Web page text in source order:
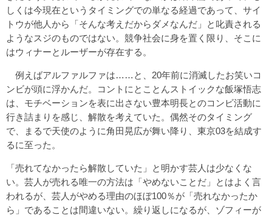
しくは今現在というタイミングでの単なる経過であって、サイ
トウが他人から「そんな考えだからダメなんだ」と叱責される
ようなスジのものではない。競争社会に身を置く限り、そこに
はウィナーとルーザーが存在する。
例えばアルファルファは……と、20年前に消滅したお笑いコ
ンビが頭に浮かんだ。コントにとことんストイックな飯塚悟志
は、モチベーションを表に出さない豊本明長とのコンビ活動に
行き詰まりを感じ、解散を考えていた。偶然そのタイミング
で、まるで天使のように角田晃広が舞い降り、東京03を結成す
るに至った。
「売れてなかったら解散していた」と明かす芸人は少なくな
い。芸人が売れる唯一の方法は「やめないことだ」とはよく言
われるが、芸人がやめる理由のほぼ100％が「売れなかったか
ら」であることは間違いない。繰り返しになるが、ゾフィーが